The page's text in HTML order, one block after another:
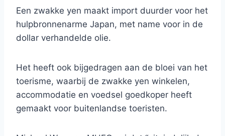
Een zwakke yen maakt import duurder voor het
hulpbronnenarme Japan, met name voor in de
dollar verhandelde olie.
Het heeft ook bijgedragen aan de bloei van het
toerisme, waarbij de zwakke yen winkelen,
accommodatie en voedsel goedkoper heeft
gemaakt voor buitenlandse toeristen.